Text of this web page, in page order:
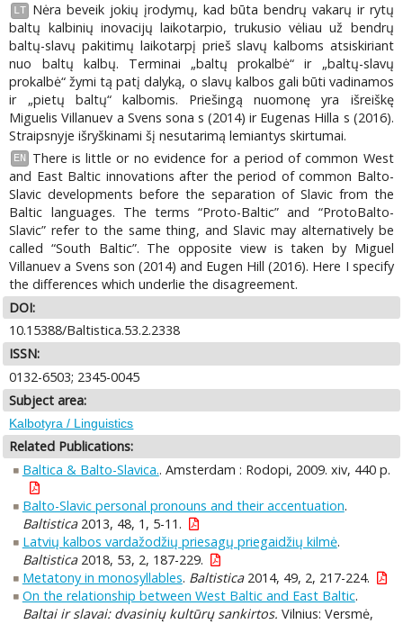
LT
Nėra beveik jokių įrodymų, kad būta bendrų vakarų ir rytų
baltų kalbinių inovacijų laikotarpio, trukusio vėliau už bendrų
baltų-slavų pakitimų laikotarpį prieš slavų kalboms atsiskiriant
nuo baltų kalbų. Terminai „baltų prokalbė“ ir „baltų-slavų
prokalbė“ žymi tą patį dalyką, o slavų kalbos gali būti vadinamos
ir „pietų baltų“ kalbomis. Priešingą nuomonę yra išreiškę
Miguelis Villanuev a Svens sona s (2014) ir Eugenas Hilla s (2016).
Straipsnyje išryškinami šį nesutarimą lemiantys skirtumai.
EN
There is little or no evidence for a period of common West
and East Baltic innovations after the period of common Balto-
Slavic developments before the separation of Slavic from the
Baltic languages. The terms “Proto-Baltic” and “ProtoBalto-
Slavic” refer to the same thing, and Slavic may alternatively be
called “South Baltic”. The opposite view is taken by Miguel
Villanuev a Svens son (2014) and Eugen Hill (2016). Here I specify
the differences which underlie the disagreement.
DOI:
10.15388/Baltistica.53.2.2338
ISSN:
0132-6503; 2345-0045
Subject area:
Kalbotyra / Linguistics
Related Publications:
Baltica & Balto-Slavica.. Amsterdam : Rodopi, 2009. xiv, 440 p.
Balto-Slavic personal pronouns and their accentuation.
Baltistica2013, 48, 1, 5-11.
Latvių kalbos vardažodžių priesagų priegaidžių kilmė.
Baltistica2018, 53, 2, 187-229.
Metatony in monosyllables. Baltistica2014, 49, 2, 217-224.
On the relationship between West Baltic and East Baltic.
Baltai ir slavai: dvasinių kultūrų sankirtos. Vilnius: Versmė,